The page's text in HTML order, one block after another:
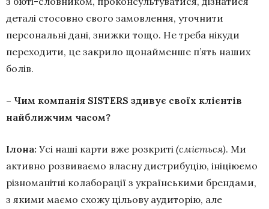
деталі стосовно свого замовлення, уточнити
персональні дані, знижки тощо. Не треба нікуди
переходити, це закрило щонайменше п’ять наших
болів.
– Чим компанія SISTERS здивує своїх клієнтів
найближчим часом?
Ілона: Усі наші карти вже розкриті (сміється). Ми
активно розвиваємо власну дистрибуцію, ініціюємо
різноманітні колаборації з українськими брендами,
з якими маємо схожу цільову аудиторію, але